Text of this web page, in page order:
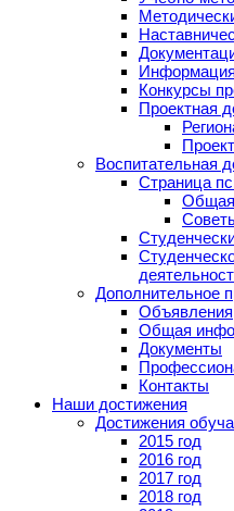
Конкурсы
Проектная
Воспитательная
Страница
Дополнительное
Объявления
Общая
Документы
Контакты
Наши достижения
Достижения
2015 год
2016 год
2017 год
2018 год